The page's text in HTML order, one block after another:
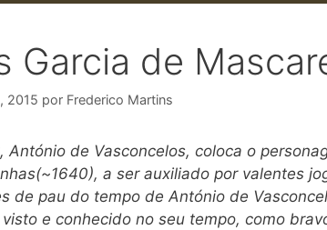
Garcia de
2015 por Frederico Martins
António de Vasconcelos, coloca o
a ser auxiliado por valentes
de pau do tempo de António de
e conhecido no seu tempo, como